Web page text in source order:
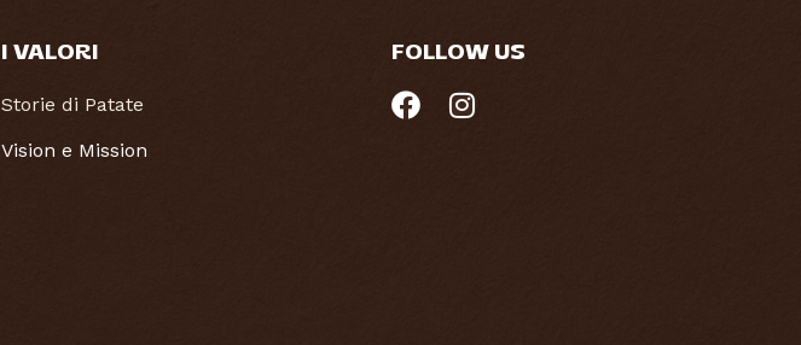
I VALORI
Storie di Patate
Vision e Mission
FOLLOW US